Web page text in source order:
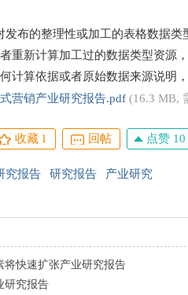
发布的整理性或加工的表格数据类
重新计算加工过的数据类型资源
计算依据或者原始数据来源说明
营销产业研究报告.pdf (16.3 MB,
收藏 1 回帖 点赞 10
究报告 研究报告 产业研究
将快速扩张产业研究报告
研究报告